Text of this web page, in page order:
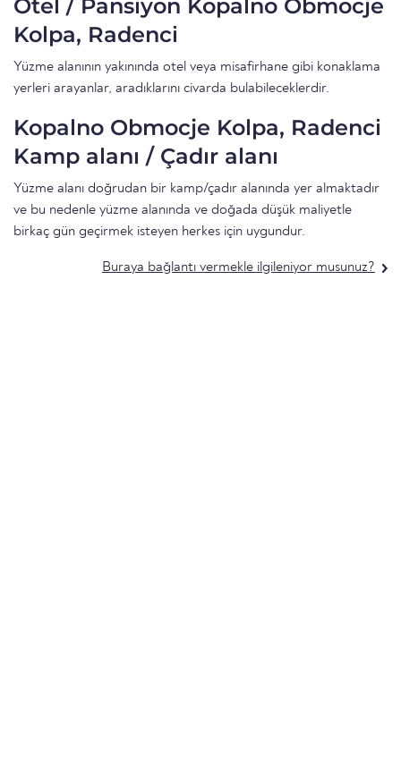
Otel / Pansiyon Kopalno Obmocje
Kolpa, Radenci
Yüzme alanının yakınında otel veya misafirhane gibi konaklama
yerleri arayanlar, aradıklarını civarda bulabileceklerdir.
Kopalno Obmocje Kolpa, Radenci
Kamp alanı / Çadır alanı
Yüzme alanı doğrudan bir kamp/çadır alanında yer almaktadır
ve bu nedenle yüzme alanında ve doğada düşük maliyetle
birkaç gün geçirmek isteyen herkes için uygundur.
Buraya bağlantı vermekle ilgileniyor musunuz?